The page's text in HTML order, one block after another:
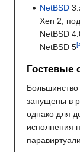
NetBSD
Xen 2,
NetBSD
NetBSD 5
Гостевые
запущены в
однако для
исполнения